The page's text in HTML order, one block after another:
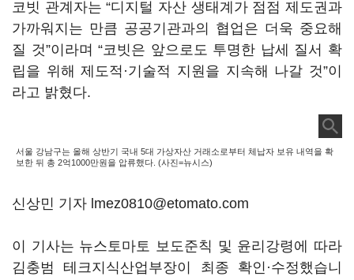
코빗 관계자는 “디지털 자산 생태계가 점점 제도권과
가까워지는 만큼 공공기관과의 협업은 더욱 중요해
질 것”이라며 “코빗은 앞으로도 투명한 납세 질서 확
립을 위해 제도적·기술적 지원을 지속해 나갈 것”이
라고 밝혔다.
서울 강남구는 올해 상반기 국내 5대 가상자산 거래소로부터 체납자 보유 내역을 확
보한 뒤 총 2억1000만원을 압류했다. (사진=뉴시스)
신상민 기자 lmez0810@etomato.com
이 기사는 뉴스토마토 보도준칙 및 윤리강령에 따라
김충범 테크지식산업부장이 최종 확인·수정했습니